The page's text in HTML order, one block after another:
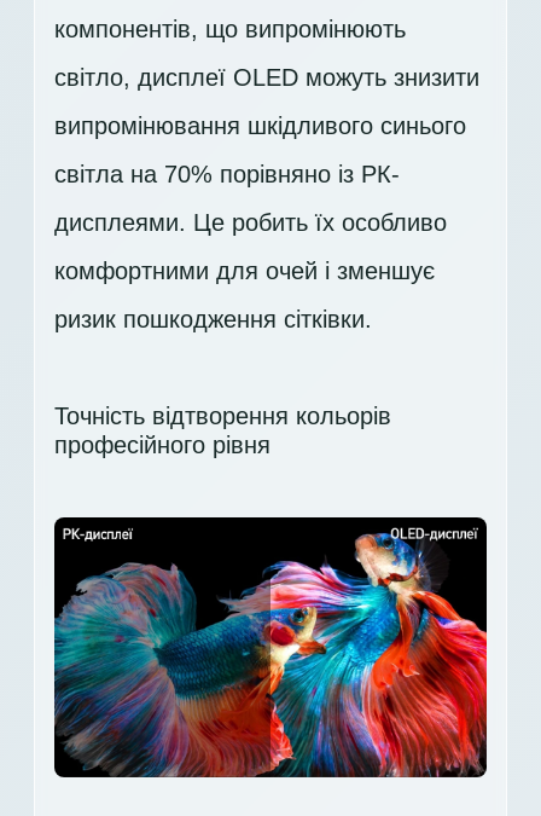
компонентів, що випромінюють
світло, дисплеї OLED можуть знизити
випромінювання шкідливого синього
світла на 70% порівняно із РК-
дисплеями. Це робить їх особливо
комфортними для очей і зменшує
ризик пошкодження сітківки.
Точність відтворення кольорів
професійного рівня